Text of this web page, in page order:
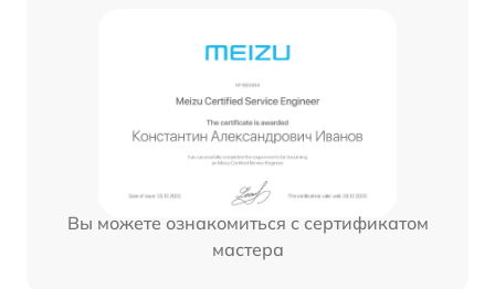
Вы можете ознакомиться с сертификатом
мастера